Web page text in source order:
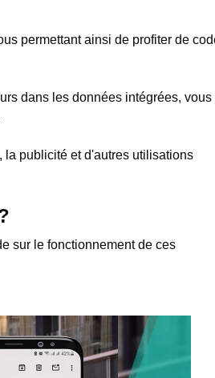
permettant ainsi de profiter de
dans les données intégrées, vous
la publicité et d'autres utilisations
sur le fonctionnement de ces